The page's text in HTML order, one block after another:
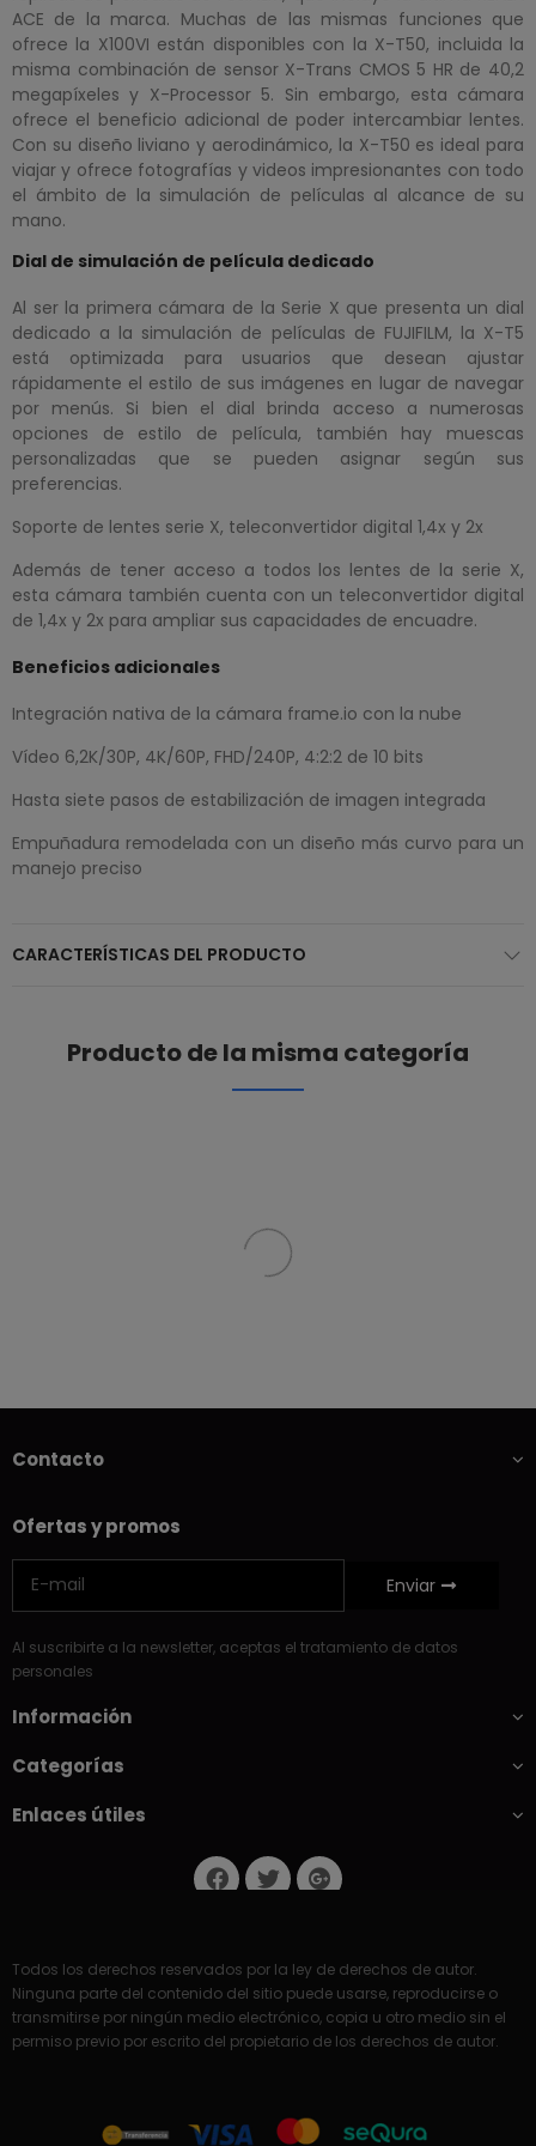
ACE de la marca. Muchas de las mismas funciones que
ofrece la X100VI están disponibles con la X-T50, incluida la
misma combinación de sensor X-Trans CMOS 5 HR de 40,2
megapíxeles y X-Processor 5. Sin embargo, esta cámara
ofrece el beneficio adicional de poder intercambiar lentes.
Con su diseño liviano y aerodinámico, la X-T50 es ideal para
viajar y ofrece fotografías y videos impresionantes con todo
el ámbito de la simulación de películas al alcance de su
mano.
Dial de simulación de película dedicado
Al ser la primera cámara de la Serie X que presenta un dial
dedicado a la simulación de películas de FUJIFILM, la X-T5
está optimizada para usuarios que desean ajustar
rápidamente el estilo de sus imágenes en lugar de navegar
por menús. Si bien el dial brinda acceso a numerosas
opciones de estilo de película, también hay muescas
personalizadas que se pueden asignar según sus
preferencias.
Soporte de lentes serie X, teleconvertidor digital 1,4x y 2x
Además de tener acceso a todos los lentes de la serie X,
esta cámara también cuenta con un teleconvertidor digital
de 1,4x y 2x para ampliar sus capacidades de encuadre.
Beneficios adicionales
Integración nativa de la cámara frame.io con la nube
Vídeo 6,2K/30P, 4K/60P, FHD/240P, 4:2:2 de 10 bits
Hasta siete pasos de estabilización de imagen integrada
Empuñadura remodelada con un diseño más curvo para un
manejo preciso
CARACTERÍSTICAS DEL PRODUCTO
Producto de la misma categoría
Contacto
Ofertas y promos
Enviar
Al suscribirte a la newsletter, aceptas el tratamiento de datos
personales
Información
Categorías
Enlaces útiles
Todos los derechos reservados por la ley de derechos de autor.
Ninguna parte del contenido del sitio puede usarse, reproducirse o
transmitirse por ningún medio electrónico, copia u otro medio sin el
permiso previo por escrito del propietario de los derechos de autor.